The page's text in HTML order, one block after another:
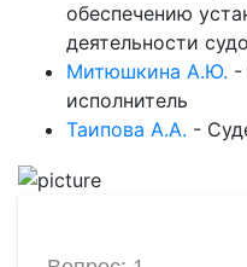
обеспечению
деятельности
Митюшкина А.Ю. -
исполнитель
Таипова А.А. -